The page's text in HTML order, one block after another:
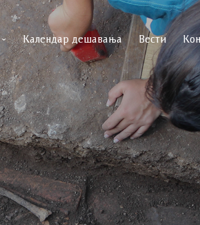
Календар дешавања Вести